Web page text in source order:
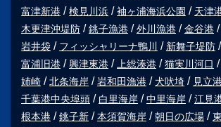
富津新港
検見川浜 袖ヶ浦海浜公園 天津
木更津沖堤防
銚子漁港 外川漁港 金谷港
岩井袋
フィッシャリーナ鴨川 新舞子堤防
富浦旧港
興津東港 上総湊港 猫実川河口
姉崎
北条海岸 岩和田漁港 犬吠埼 見立
千葉港中央埠頭
白里海岸 中里海岸 江見
根本港
銚子新 本須賀海岸 朝日の広場